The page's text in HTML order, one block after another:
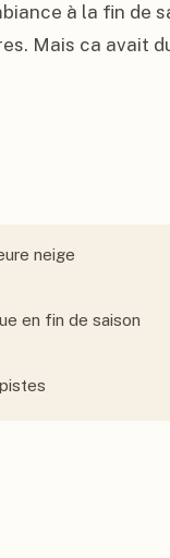
à la fin de
Mais ca avait
neige
en fin de saison